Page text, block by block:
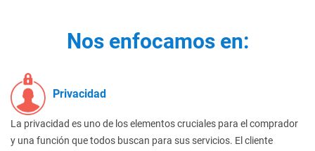
Nos enfocamos en:
Privacidad
La privacidad es uno de los elementos cruciales para el comprador
y una función que todos buscan para sus servicios. El cliente